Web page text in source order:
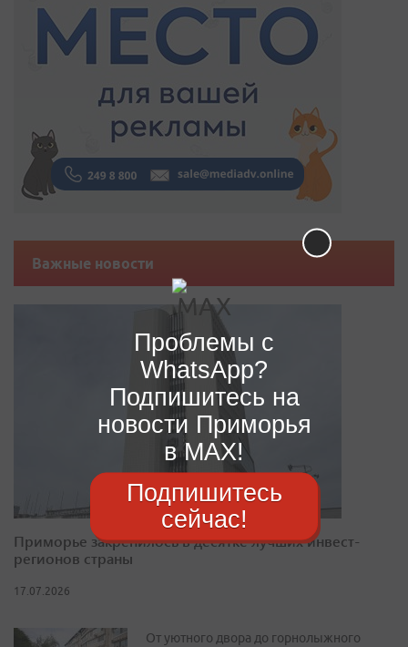
Важные новости
Приморье закрепилось в десятке лучших инвест-
регионов страны
17.07.2026
От уютного двора до горнолыжного
Проблемы с
WhatsApp?
Подпишитесь на
новости Приморья
в MAX!
Подпишитесь
сейчас!